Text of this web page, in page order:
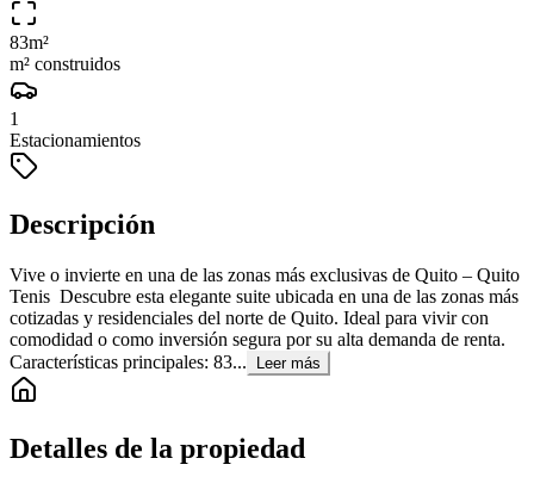
83m²
m² construidos
1
Estacionamientos
Descripción
Vive o invierte en una de las zonas más exclusivas de Quito – Quito
Tenis Descubre esta elegante suite ubicada en una de las zonas más
cotizadas y residenciales del norte de Quito. Ideal para vivir con
comodidad o como inversión segura por su alta demanda de renta.
Características principales: 83...
Leer más
Detalles de la propiedad